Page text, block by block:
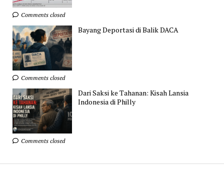
Comments closed
Bayang Deportasi di Balik DACA
Comments closed
Dari Saksi ke Tahanan: Kisah Lansia
Indonesia di Philly
Comments closed